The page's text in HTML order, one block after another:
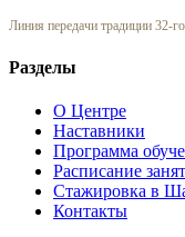
Линия передачи традиции 32-
Разделы
О Центре
Наставники
Программа
Расписание
Стажировка в
Контакты